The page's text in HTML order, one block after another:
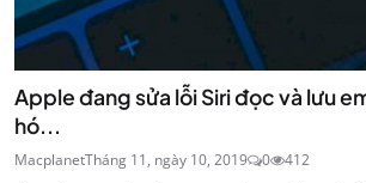
Apple đang sửa lỗi Siri đọc và lưu
hó...
MacplanetTháng 11, ngày 10, 2019 0 412